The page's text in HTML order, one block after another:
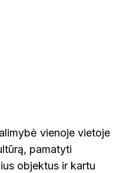
vienoje vietoje
pamatyti
objektus ir kartu